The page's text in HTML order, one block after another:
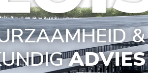
&
ADVIES